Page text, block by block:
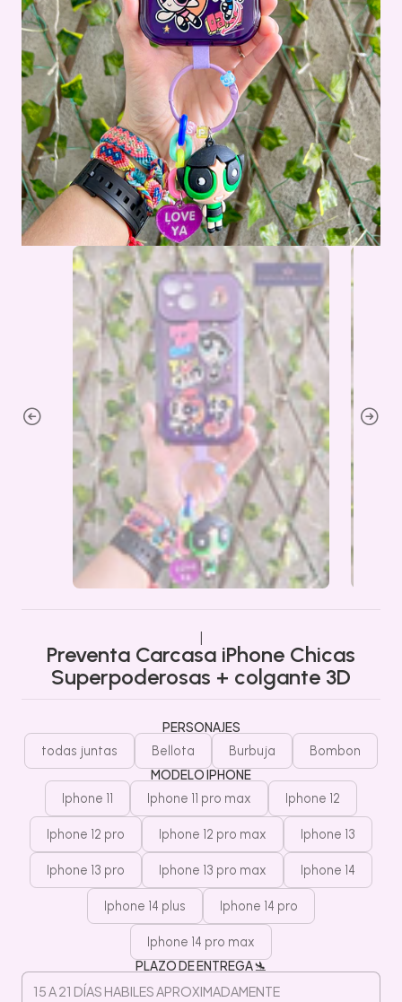
Preventa Carcasa iPhone Chicas
Superpoderosas + colgante 3D
PERSONAJES
todas juntas Bellota Burbuja Bombon
MODELO IPHONE
Iphone 11 Iphone 11 pro max Iphone 12
Iphone 12 pro Iphone 12 pro max Iphone 13
Iphone 13 pro Iphone 13 pro max Iphone 14
Iphone 14 plus Iphone 14 pro
Iphone 14 pro max
PLAZO DE ENTREGA 🛬